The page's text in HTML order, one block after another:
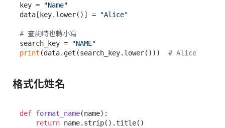
key =
"Name"
data[key.lower()] =
"Alice"
# 查詢時也轉小寫
search_key =
"NAME"
print (data.get(search_key.lower())) # Alice
格式化姓名
def format_name(name):
return name.strip().title()